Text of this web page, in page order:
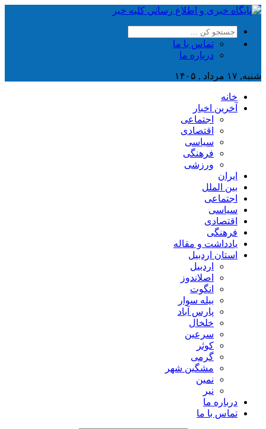
تماس با ما
درباره ما
شنبه, ۱۷ مرداد , ۱۴۰۵
خانه
آخرین اخبار
اجتماعی
اقتصادی
سیاسی
فرهنگی
ورزشی
ایران
بین الملل
اجتماعی
سیاسی
اقتصادی
فرهنگی
یادداشت و مقاله
استان اردبیل
اردبیل
اصلاندوز
انگوت
بیله سوار
پارس آباد
خلخال
سرعین
کوثر
گرمی
مشگین شهر
نمین
نیر
درباره ما
تماس با ما